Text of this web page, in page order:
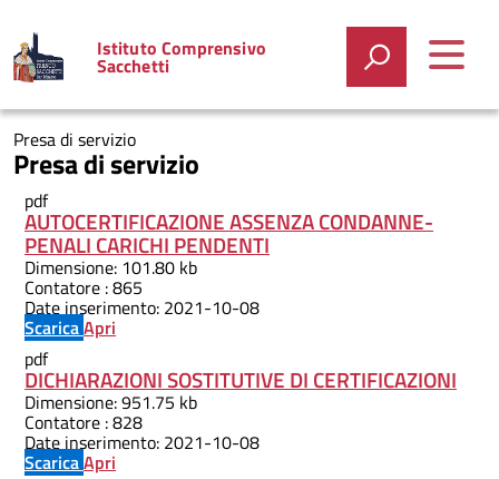
Istituto Comprensivo
Sacchetti
Presa di servizio
Presa di servizio
pdf
AUTOCERTIFICAZIONE ASSENZA CONDANNE-
PENALI CARICHI PENDENTI
Dimensione: 101.80 kb
Contatore :865
Date inserimento: 2021-10-08
ScaricaApri
pdf
DICHIARAZIONI SOSTITUTIVE DI CERTIFICAZIONI
Dimensione:951.75 kb
Contatore :828
Date inserimento: 2021-10-08
ScaricaApri